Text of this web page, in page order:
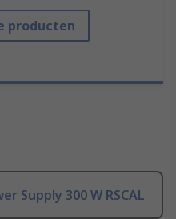
producten
Supply 300 W RSCAL